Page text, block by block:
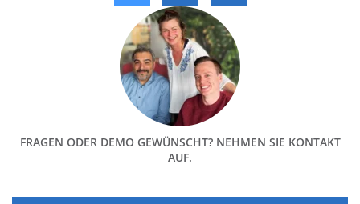
FRAGEN ODER DEMO GEWÜNSCHT? NEHMEN SIE KONTAKT
AUF.